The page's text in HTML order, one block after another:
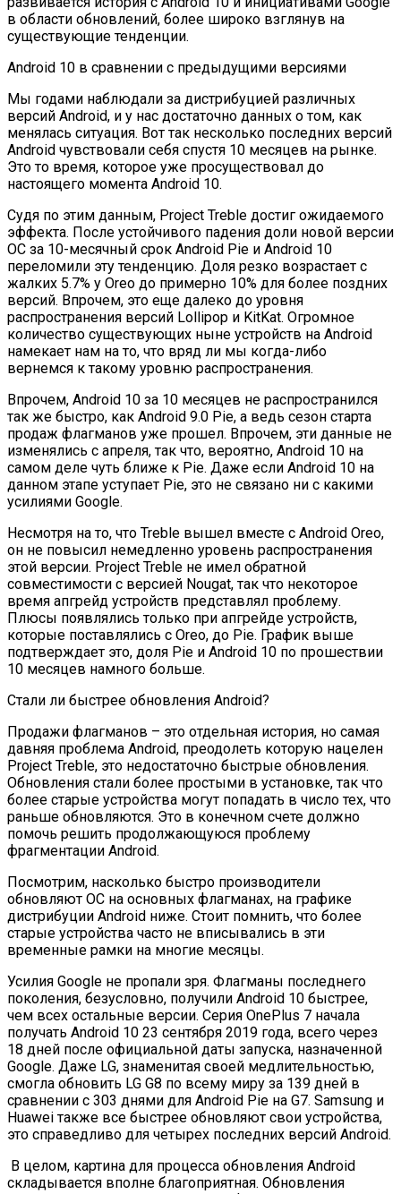
в области обновлений, более широко взглянув на
существующие тенденции.
Android 10 в сравнении с предыдущими версиями
Мы годами наблюдали за дистрибуцией различных
версий Android, и у нас достаточно данных о том, как
менялась ситуация. Вот так несколько последних версий
Android чувствовали себя спустя 10 месяцев на рынке.
Это то время, которое уже просуществовал до
настоящего момента Android 10.
Судя по этим данным, Project Treble достиг ожидаемого
эффекта. После устойчивого падения доли новой версии
ОС за 10-месячный срок Android Pie и Android 10
переломили эту тенденцию. Доля резко возрастает с
жалких 5.7% у Oreo до примерно 10% для более поздних
версий. Впрочем, это еще далеко до уровня
распространения версий Lollipop и KitKat. Огромное
количество существующих ныне устройств на Android
намекает нам на то, что вряд ли мы когда-либо
вернемся к такому уровню распространения.
Впрочем, Android 10 за 10 месяцев не распространился
так же быстро, как Android 9.0 Pie, а ведь сезон старта
продаж флагманов уже прошел. Впрочем, эти данные не
изменялись с апреля, так что, вероятно, Android 10 на
самом деле чуть ближе к Pie. Даже если Android 10 на
данном этапе уступает Pie, это не связано ни с какими
усилиями Google.
Несмотря на то, что Treble вышел вместе с Android Oreo,
он не повысил немедленно уровень распространения
этой версии. Project Treble не имел обратной
совместимости с версией Nougat, так что некоторое
время апгрейд устройств представлял проблему.
Плюсы появлялись только при апгрейде устройств,
которые поставлялись с Oreo, до Pie. График выше
подтверждает это, доля Pie и Android 10 по прошествии
10 месяцев намного больше.
Стали ли быстрее обновления Android?
Продажи флагманов – это отдельная история, но самая
давняя проблема Android, преодолеть которую нацелен
Project Treble, это недостаточно быстрые обновления.
Обновления стали более простыми в установке, так что
более старые устройства могут попадать в число тех, что
раньше обновляются. Это в конечном счете должно
помочь решить продолжающуюся проблему
фрагментации Android.
Посмотрим, насколько быстро производители
обновляют ОС на основных флагманах, на графике
дистрибуции Android ниже. Стоит помнить, что более
старые устройства часто не вписывались в эти
временные рамки на многие месяцы.
Усилия Google не пропали зря. Флагманы последнего
поколения, безусловно, получили Android 10 быстрее,
чем всех остальные версии. Серия OnePlus 7 начала
получать Android 10 23 сентября 2019 года, всего через
18 дней после официальной даты запуска, назначенной
Google. Даже LG, знаменитая своей медлительностью,
смогла обновить LG G8 по всему миру за 139 дней в
сравнении с 303 днями для Android Pie на G7. Samsung и
Huawei также все быстрее обновляют свои устройства,
это справедливо для четырех последних версий Android.
В целом, картина для процесса обновления Android
складывается вполне благоприятная. Обновления